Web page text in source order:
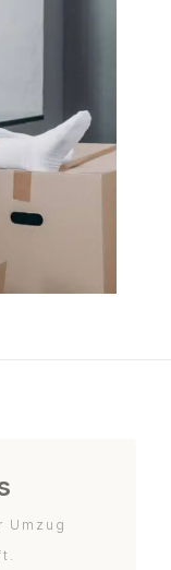
Umzug